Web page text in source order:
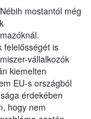
mostantól még
felelősségét is
vállalkozók
kiemelten
EU-s országból
érdekében
hogy nem